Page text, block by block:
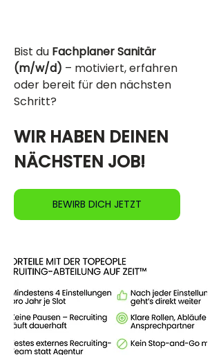
Bist du Fachplaner Sanitär
(m/w/d) – motiviert, erfahren
oder bereit für den nächsten
Schritt?
WIR HABEN DEINEN
NÄCHSTEN JOB!
BEWIRB DICH JETZT